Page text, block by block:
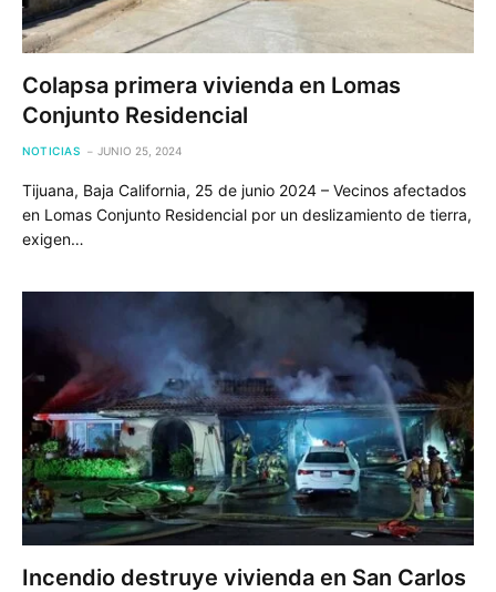
Colapsa primera vivienda en Lomas
Conjunto Residencial
NOTICIAS JUNIO 25, 2024
Tijuana, Baja California, 25 de junio 2024 – Vecinos afectados
en Lomas Conjunto Residencial por un deslizamiento de tierra,
exigen…
Incendio destruye vivienda en San Carlos